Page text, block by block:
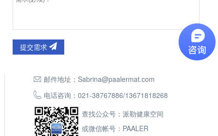
提交需求
邮件地址： Sabrina@paalermat.com
电话咨询： 021-38767886/13671818268
查找公众号：派勒健康空间
或微信帐号：PAALER